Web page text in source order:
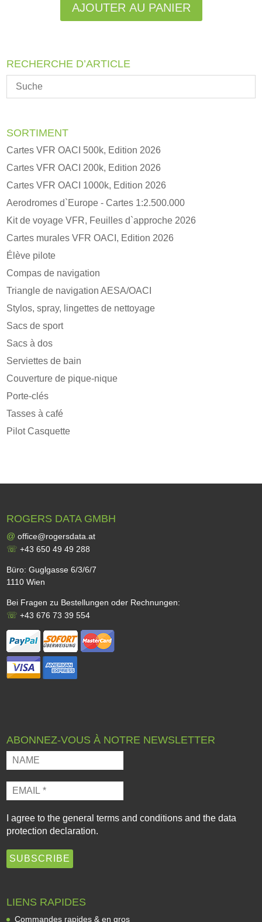
AJOUTER AU PANIER
RECHERCHE D’ARTICLE
SORTIMENT
Cartes VFR OACI 500k, Edition 2026
Cartes VFR OACI 200k, Edition 2026
Cartes VFR OACI 1000k, Edition 2026
Aerodromes d`Europe - Cartes 1:2.500.000
Kit de voyage VFR, Feuilles d`approche 2026
Cartes murales VFR OACI, Edition 2026
Élève pilote
Compas de navigation
Triangle de navigation AESA/OACI
Stylos, spray, lingettes de nettoyage
Sacs de sport
Sacs à dos
Serviettes de bain
Couverture de pique-nique
Porte-clés
Tasses à café
Pilot Casquette
ROGERS DATA GMBH
@ office@rogersdata.at
☏+43 650 49 49 288
Büro: Guglgasse 6/3/6/7
1110 Wien
Bei Fragen zu Bestellungen oder Rechnungen:
☏+43 676 73 39 554
ABONNEZ-VOUS À NOTRE NEWSLETTER
I agree to thegeneral terms and conditions and thedata
protection declaration.
LIENS RAPIDES
Commandes rapides & en gros